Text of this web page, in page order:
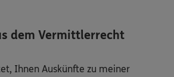
dem Vermittlerrecht
Ihnen Auskünfte zu meiner